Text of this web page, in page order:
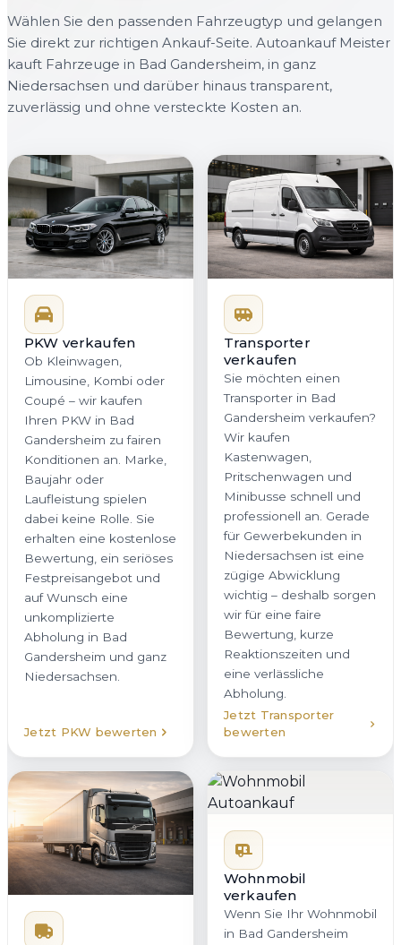
Wählen Sie den passenden Fahrzeugtyp und gelangen
Sie direkt zur richtigen Ankauf-Seite. Autoankauf Meister
kauft Fahrzeuge in Bad Gandersheim, in ganz
Niedersachsen und darüber hinaus transparent,
zuverlässig und ohne versteckte Kosten an.
PKW verkaufen
Ob Kleinwagen,
Limousine, Kombi oder
Coupé – wir kaufen
Ihren PKW in Bad
Gandersheim zu fairen
Konditionen an. Marke,
Baujahr oder
Laufleistung spielen
dabei keine Rolle. Sie
erhalten eine kostenlose
Bewertung, ein seriöses
Festpreisangebot und
auf Wunsch eine
unkomplizierte
Abholung in Bad
Gandersheim und ganz
Niedersachsen.
Jetzt PKW bewerten
Transporter
verkaufen
Sie möchten einen
Transporter in Bad
Gandersheim verkaufen?
Wir kaufen
Kastenwagen,
Pritschenwagen und
Minibusse schnell und
professionell an. Gerade
für Gewerbekunden in
Niedersachsen ist eine
zügige Abwicklung
wichtig – deshalb sorgen
wir für eine faire
Bewertung, kurze
Reaktionszeiten und
eine verlässliche
Abholung.
Jetzt Transporter
bewerten
Wohnmobil
verkaufen
Wenn Sie Ihr Wohnmobil
in Bad Gandersheim